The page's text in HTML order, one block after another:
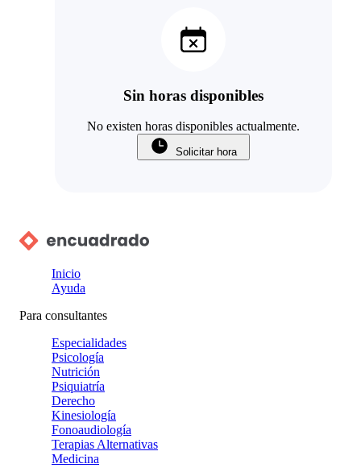
Sin horas disponibles
No existen horas disponibles actualmente.
Solicitar hora
Inicio
Ayuda
Para consultantes
Especialidades
Psicología
Nutrición
Psiquiatría
Derecho
Kinesiología
Fonoaudiología
Terapias Alternativas
Medicina